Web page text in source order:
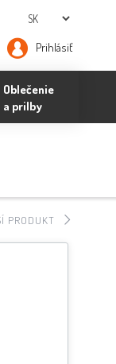
Prihlásiť
Oblečenie
a prilby
PRODUKT